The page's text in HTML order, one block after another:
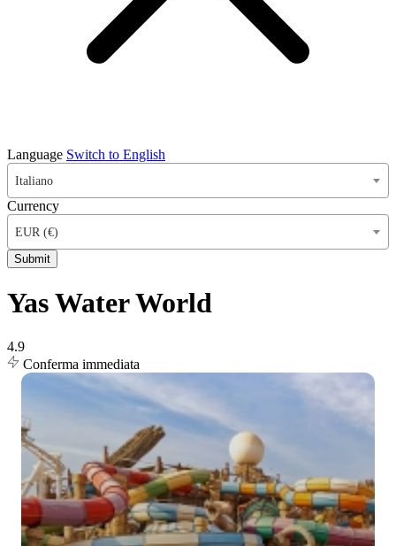
Language Switch to English
Italiano
Currency
EUR (€)
Submit
Yas Water World
4.9
Conferma immediata